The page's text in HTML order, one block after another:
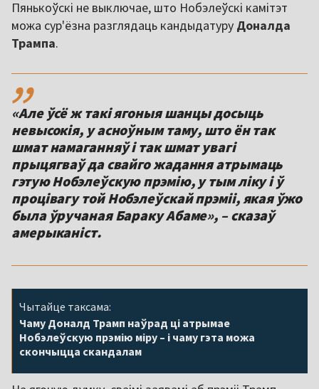
Пянькоўскі не выключае, што Нобэлеўскі камітэт
можа сур'ёзна разглядаць кандыдатуру Доналда
Трампа.
,,
«Але ўсё ж такі ягоныя шанцы досыць
невысокія, у асноўным таму, што ён так
шмат намаганняў і так шмат увагі
прыцягваў да свайго жадання атрымаць
гэтую Нобэлеўскую прэмію, у тым ліку і ў
процівагу той Нобэлеўскай прэміі, якая ўжо
была ўручаная Бараку Абаме», – сказаў
амерыканіст.
Чытайце таксама:
Чаму Доналд Трамп наўрад ці атрымае
Нобэлеўскую прэмію міру – і чаму гэта можа
скончыцца скандалам